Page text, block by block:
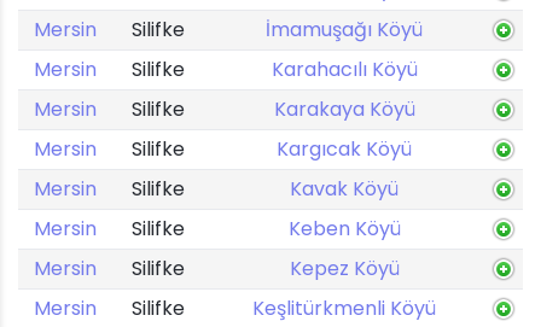
Mersin
Silifke
İmamuşağı Köyü
Mersin
Silifke
Karahacılı Köyü
Mersin
Silifke
Karakaya Köyü
Mersin
Silifke
Kargıcak Köyü
Mersin
Silifke
Kavak Köyü
Mersin
Silifke
Keben Köyü
Mersin
Silifke
Kepez Köyü
Mersin
Silifke
Keşlitürkmenli Köyü